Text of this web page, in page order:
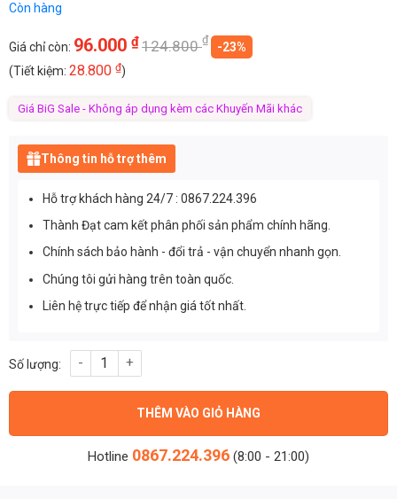
Còn hàng
Giá chỉ còn: 96.000 ₫124.800₫
-23%
(Tiết kiệm: 28.800 ₫)
Giá BiG Sale - Không áp dụng kèm các Khuyến Mãi khác
Thông tin hỗ trợ thêm
Hỗ trợ khách hàng 24/7 : 0867.224.396
Thành Đạt cam kết phân phối sản phẩm chính hãng.
Chính sách bảo hành - đổi trả - vận chuyển nhanh gọn.
Chúng tôi gửi hàng trên toàn quốc.
Liên hệ trực tiếp để nhận giá tốt nhất.
Chip led đèn đường phố M11 công suất 50W ánh sáng Vàng -
THÊM VÀO GIỎ HÀNG
Hotline 0867.224.396 (8:00 - 21:00)